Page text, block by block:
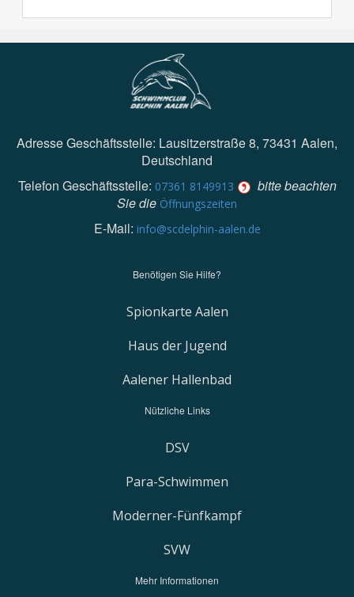
Adresse Geschäftsstelle: Lausitzerstraße 8, 73431 Aalen,
Deutschland
Telefon Geschäftsstelle: 07361 8149913
bitte beachten
Sie die Öffnungszeiten
E-Mail: info@scdelphin-aalen.de
Benötigen Sie Hilfe?
Spionkarte Aalen
Haus der Jugend
Aalener Hallenbad
Nützliche Links
DSV
Para-Schwimmen
Moderner-Fünfkampf
SVW
Mehr Informationen